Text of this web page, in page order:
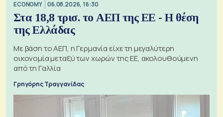
ECONOMY 06.08.2026, 16:30
Στα 18,8 τρισ. το ΑΕΠ της ΕΕ - Η θέση
της Ελλάδας
Με βάση το ΑΕΠ, η Γερμανία είχε τη μεγαλύτερη
οικονομία μεταξύ των χωρών της ΕΕ, ακολουθούμενη
από τη Γαλλία
Γρηγόρης Τραγγανίδας